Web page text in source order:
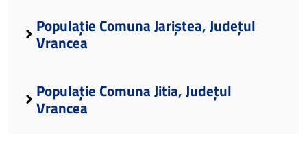
Populație Comuna Jariștea, Județul
Vrancea
Populație Comuna Jitia, Județul
Vrancea